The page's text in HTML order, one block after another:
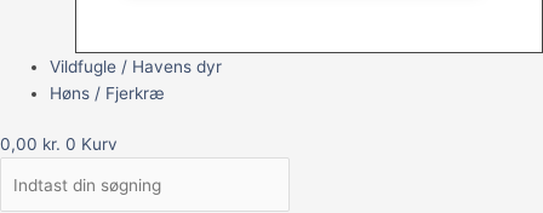
Vildfugle / Havens dyr
Høns / Fjerkræ
0,00 kr. 0 Kurv